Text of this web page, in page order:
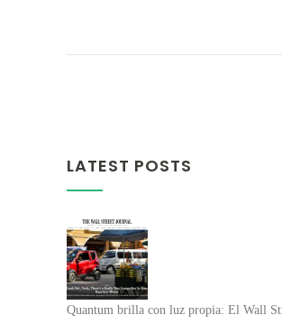
LATEST POSTS
Quantum brilla con luz propia: El Wall